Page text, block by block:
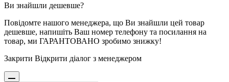
Ви знайшли дешевше?
Повідомте нашого менеджера, що Ви знайшли цей товар
дешевше, напишіть Ваш номер телефону та посилання на
товар, ми ГАРАНТОВАНО зробимо знижку!
Закрити Відкрити діалог з менеджером